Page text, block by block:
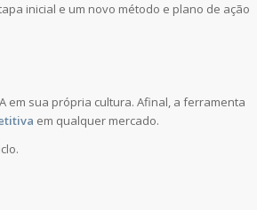
inicial e um novo método e plano de ação
em sua própria cultura. Afinal, a ferramenta
em qualquer mercado.